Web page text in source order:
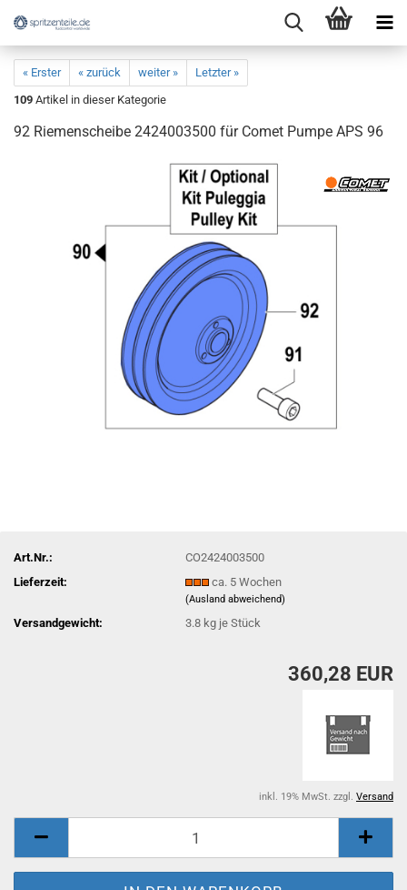
« Erster « zurück weiter »
Letzter »
109 Artikel in dieser Kategorie
92 Riemenscheibe 2424003500 für Comet Pumpe APS 96
Art.Nr.:
CO2424003500
Lieferzeit:
ca. 5 Wochen
(Ausland abweichend)
Versandgewicht: 3.8 kg je Stück
360,28 EUR
inkl. 19% MwSt. zzgl. Versand